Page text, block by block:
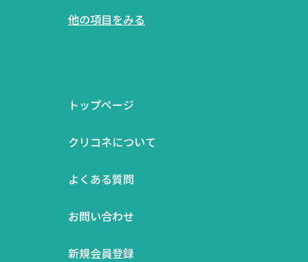
他の項目をみる
トップページ
クリコネについて
よくある質問
お問い合わせ
新規会員登録